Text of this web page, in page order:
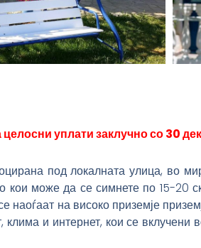
целосни уплати заклучно со 30
под локалната улица, во
може да се симнете по 15-20
наоѓаат на високо приземје
клима и интернет, кои се